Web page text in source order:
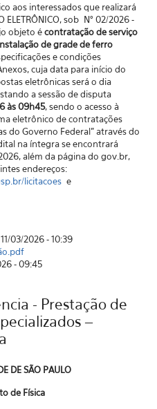
aos interessados que realizará
ELETRÔNICO, sob N° 02/2026 -
objeto écontratação de serviço
de grade de ferro
e condições
cuja data para início do
eletrônicas será o dia
a sessão de disputa
às 09h45, sendo o acesso à
eletrônico de contratações
do Governo Federal” através do
na íntegra se encontrará
além da página do gov.br,
endereços:
licitacoese
03/2026 - 10:39
- 09:45
- Prestação de
–
DE SÃO PAULO
de Física